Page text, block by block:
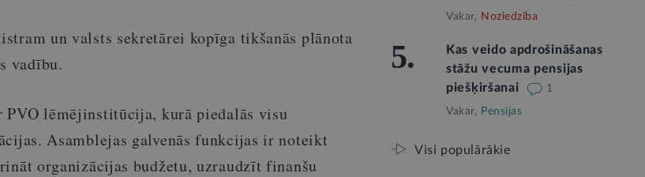
un valsts sekretārei kopīga tikšanās plānota
vadību.
PVO lēmējinstitūcija, kurā piedalās visu
Asamblejas galvenās funkcijas ir noteikt
organizācijas budžetu, uzraudzīt finanšu
Vakar, Noziedzība
5.
Kas veido apdrošināšanas
stāžu vecuma pensijas
piešķiršanai
1
Vakar, Pensijas
Visi populārākie